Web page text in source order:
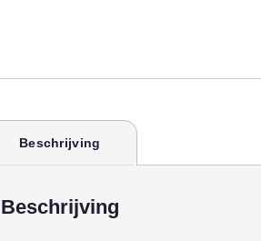
Beschrijving
Beschrijving